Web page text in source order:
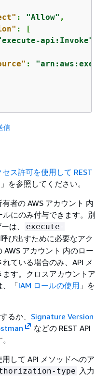
: "Allow" ,
: [
api:Invoke"
:
信
セス許可を使用して REST
」を参照してください。
者の AWS アカウント 内
にのみ付与できます。別
は、
execute-
び出すために必要なアク
AWS アカウント 内のロー
ている場合のみ、API メ
す。クロスアカウントア
、「IAM ロールの使用 」を
るか、 Signature Version
などの REST API
して API メソッドへのア
type 入力